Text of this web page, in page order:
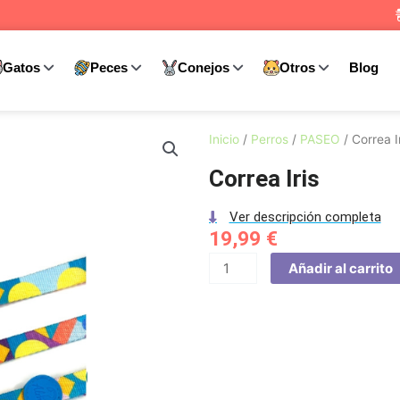
Gatos Peces Conejos Otros Blog
Inicio / Perros / PASEO / Correa
Correa Iris
Ver descripción completa
19,99 €
Correa
Añadir al carrito